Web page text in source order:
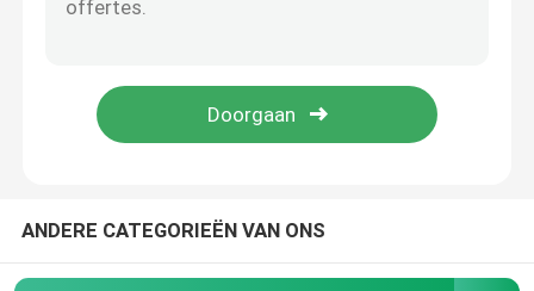
Kwaliteitscontrole
nieuws
Vraag een offerte aan
ANDERE CATEGORIEËN VAN ONS